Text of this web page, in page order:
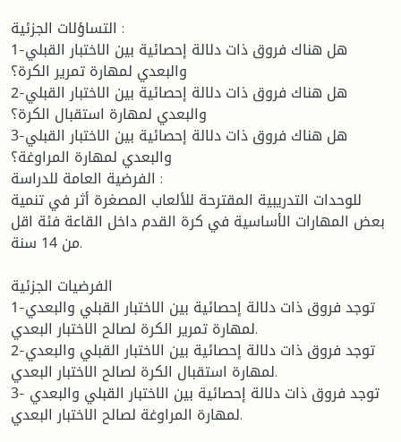
التساؤلات الجزئية :
1-هل هناك فروق ذات دلالة إحصائية بين الاختبار القبلي
والبعدي لمهارة تمرير الكرة؟
2-هل هناك فروق ذات دلالة إحصائية بين الاختبار القبلي
والبعدي لمهارة استقبال الكرة؟
3-هل هناك فروق ذات دلالة إحصائية بين الاختبار القبلي
والبعدي لمهارة المراوغة؟
الفرضية العامة للدراسة :
للوحدات التدريبية المقترحة للألعاب المصغرة أثر في تنمية
بعض المهارات الأساسية في كرة القدم داخل القاعة فئة اقل
من 14 سنة.
الفرضيات الجزئية
1-توجد فروق ذات دلالة إحصائية بين الاختبار القبلي والبعدي
لمهارة تمرير الكرة لصالح الاختبار البعدي.
2-توجد فروق ذات دلالة إحصائية بين الاختبار القبلي والبعدي
لمهارة استقبال الكرة لصالح الاختبار البعدي.
3- توجد فروق ذات دلالة إحصائية بين الاختبار القبلي والبعدي
لمهارة المراوغة لصالح الاختبار البعدي.